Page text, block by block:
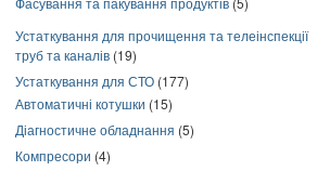
Устаткування для прочищення та телеінспекції
труб та каналів (19)
Устаткування для СТО (177)
Автоматичні котушки (15)
Діагностичне обладнання (5)
Компресори (4)